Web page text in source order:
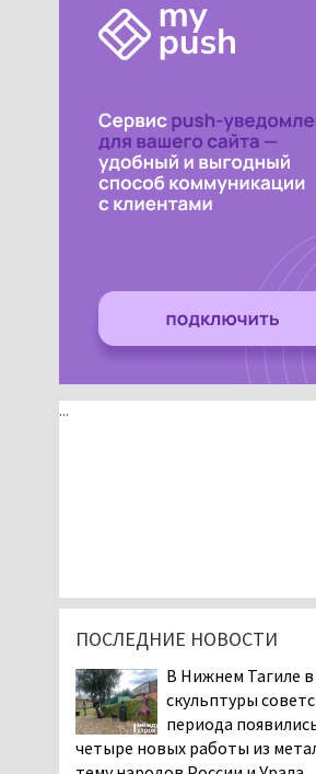
...
ПОСЛЕДНИЕ НОВОСТИ
В Нижнем Тагиле
скульптуры
периода
четыре новых работы из